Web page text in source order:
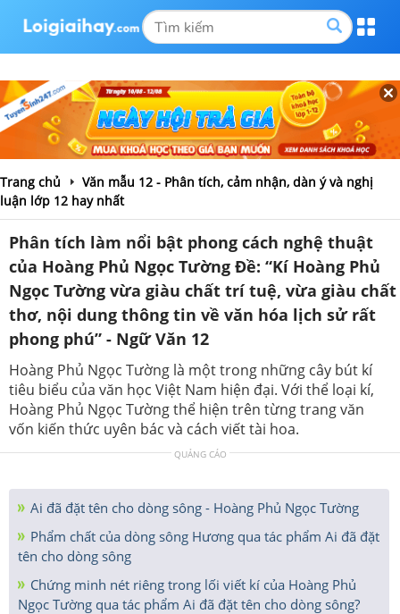
Trang chủ
Văn mẫu 12 - Phân tích, cảm nhận, dàn ý và nghị
luận lớp 12 hay nhất
Phân tích làm nổi bật phong cách nghệ thuật
của Hoàng Phủ Ngọc Tường Đề: “Kí Hoàng Phủ
Ngọc Tường vừa giàu chất trí tuệ, vừa giàu chất
thơ, nội dung thông tin về văn hóa lịch sử rất
phong phú” - Ngữ Văn 12
Hoàng Phủ Ngọc Tường là một trong những cây bút kí
tiêu biểu của văn học Việt Nam hiện đại. Với thể loại kí,
Hoàng Phủ Ngọc Tường thể hiện trên từng trang văn
vốn kiến thức uyên bác và cách viết tài hoa.
QUẢNG CÁO
Ai đã đặt tên cho dòng sông - Hoàng Phủ Ngọc Tường
Phẩm chất của dòng sông Hương qua tác phẩm Ai đã đặt
tên cho dòng sông
Chứng minh nét riêng trong lối viết kí của Hoàng Phủ
Ngọc Tường qua tác phẩm Ai đã đặt tên cho dòng sông?